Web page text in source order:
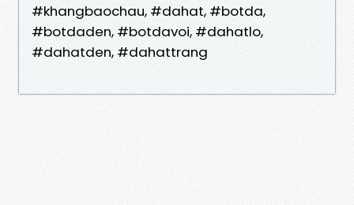
#khangbaochau, #dahat, #botda,
#botdaden, #botdavoi, #dahatlo,
#dahatden, #dahattrang